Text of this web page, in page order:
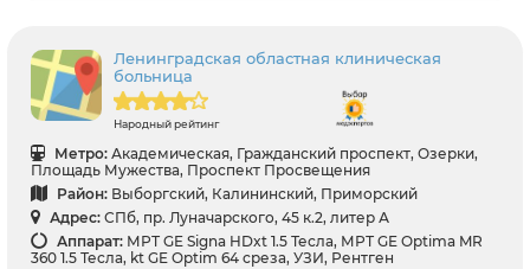
Ленинградская областная клиническая
больница
Народный рейтинг
Метро: Академическая, Гражданский проспект, Озерки,
Площадь Мужества, Проспект Просвещения
Район: Выборгский, Калининский, Приморский
Адрес: СПб, пр. Луначарского, 45 к.2, литер А
Аппарат: МРТ GE Signa HDxt 1.5 Тесла, МРТ GE Optima MR
360 1.5 Тесла, kt GE Optim 64 среза, УЗИ, Рентген